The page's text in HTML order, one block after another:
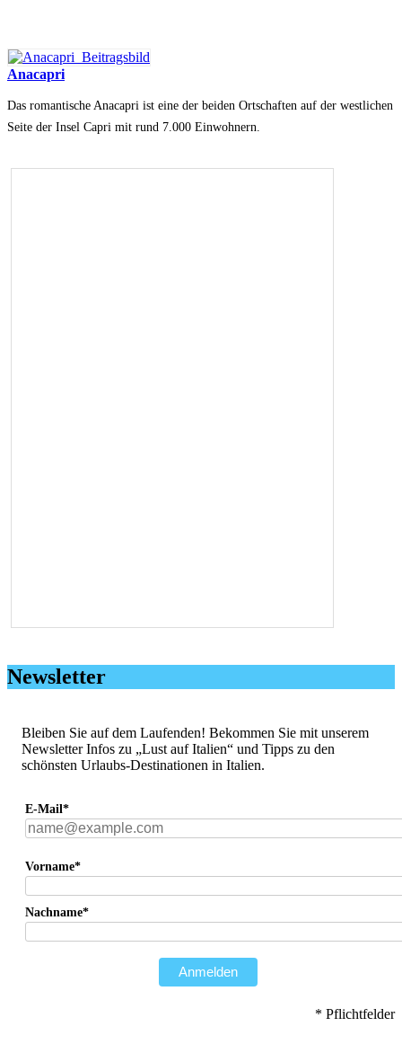
Anacapri
Das romantische Anacapri ist eine der beiden Ortschaften auf der westlichen
Seite der Insel Capri mit rund 7.000 Einwohnern.
Newsletter
Bleiben Sie auf dem Laufenden! Bekommen Sie mit unserem
Newsletter Infos zu „Lust auf Italien“ und Tipps zu den
schönsten Urlaubs-Destinationen in Italien.
E-Mail*
Vorname*
Nachname*
Anmelden
* Pflichtfelder